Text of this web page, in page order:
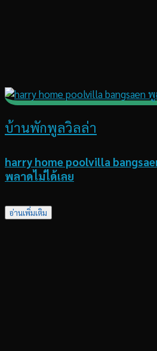
บ้านพักพูลวิลล่า
harry home poolvilla
พลาดไม่ได้เลย
อ่านเพิ่มเติม